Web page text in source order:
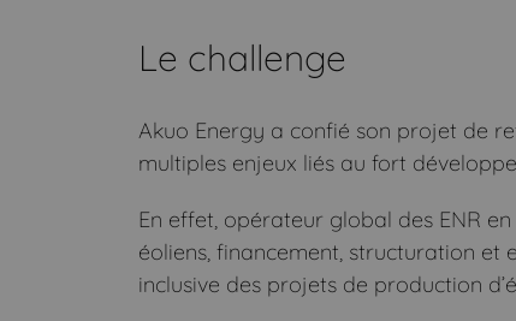
Le challenge
Akuo Energy a confié son projet de
multiples enjeux liés au fort
En effet, opérateur global des ENR
éoliens, financement, structuration et
inclusive des projets de production